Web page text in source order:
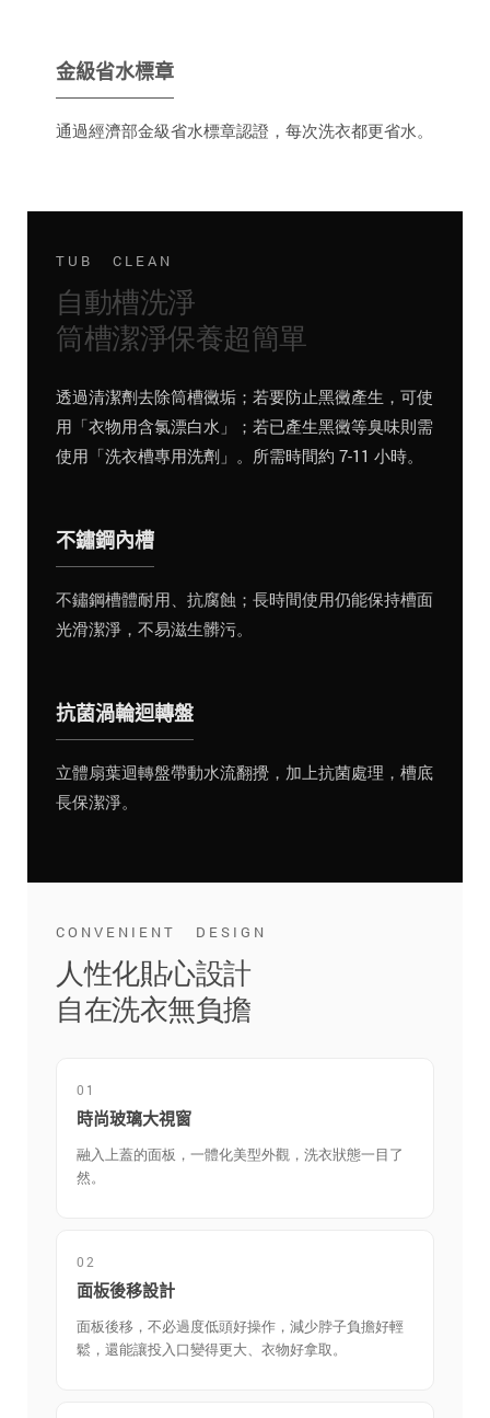
金級省水標章
通過經濟部金級省水標章認證，每次洗衣都更省水。
TUB CLEAN
自動槽洗淨
筒槽潔淨保養超簡單
透過清潔劑去除筒槽黴垢；若要防止黑黴產生，可使
用「衣物用含氯漂白水」；若已產生黑黴等臭味則需
使用「洗衣槽專用洗劑」。所需時間約 7-11 小時。
不鏽鋼內槽
不鏽鋼槽體耐用、抗腐蝕；長時間使用仍能保持槽面
光滑潔淨，不易滋生髒污。
抗菌渦輪迴轉盤
立體扇葉迴轉盤帶動水流翻攪，加上抗菌處理，槽底
長保潔淨。
CONVENIENT DESIGN
人性化貼心設計
自在洗衣無負擔
01
時尚玻璃大視窗
融入上蓋的面板，一體化美型外觀，洗衣狀態一目了
然。
02
面板後移設計
面板後移，不必過度低頭好操作，減少脖子負擔好輕
鬆，還能讓投入口變得更大、衣物好拿取。